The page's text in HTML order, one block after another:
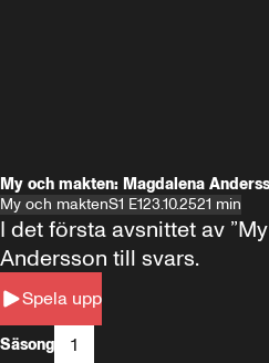
My och makten: Magdalena
My och maktenS1 E123.10.2521 min
Spela upp
I det första avsnittet av
Andersson till svars.
Säsong 1